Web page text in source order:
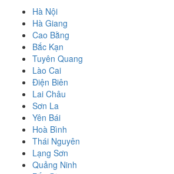
Hà Nội
Hà Giang
Cao Bằng
Bắc Kạn
Tuyên Quang
Lào Cai
Điện Biên
Lai Châu
Sơn La
Yên Bái
Hoà Bình
Thái Nguyên
Lạng Sơn
Quảng Ninh